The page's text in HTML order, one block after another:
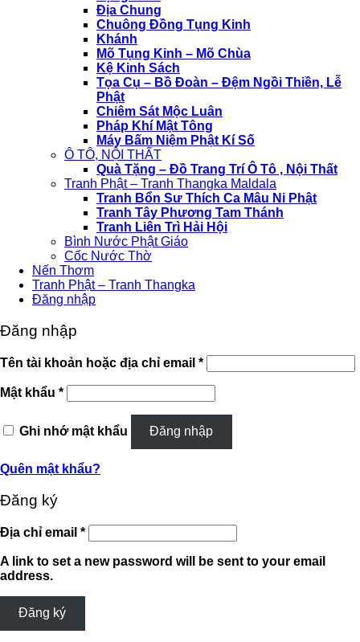
Địa Chung
Chuông Đồng Tụng Kinh
Khánh
Mõ Tụng Kinh – Mõ Chùa
Kệ Kinh Sách
Tọa Cụ – Bồ Đoàn – Đệm Ngồi Thiền, Lễ
Phật
Chiêm Sát Mộc Luân
Pháp Khí Mật Tông
Máy Bấm Niệm Phật Kí Số
Ô TÔ, NỘI THẤT
Quà Tặng – Đồ Trang Trí Ô Tô , Nội Thất
Tranh Phật – Tranh Thangka Maldala
Tranh Bổn Sư Thích Ca Mâu Ni Phật
Tranh Tây Phương Tam Thánh
Tranh Liên Trì Hải Hội
Bình Nước Phật Giáo
Cốc Nước Thờ
Nến Thơm
Tranh Phật – Tranh Thangka
Đăng nhập
Đăng nhập
Tên tài khoản hoặc địa chỉ email *Bắt
buộc
Mật khẩu *Bắt
buộc
Ghi nhớ mật khẩu
Đăng nhập
Quên mật khẩu?
Đăng ký
Địa chỉ email *Bắt
buộc
A link to set a new password will be sent to your email
address.
Đăng ký